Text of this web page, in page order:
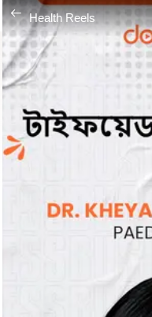
Health Reels